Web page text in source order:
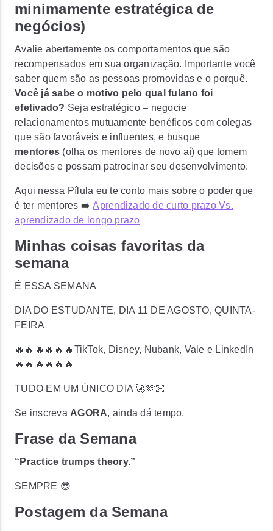
minimamente estratégica de
negócios)
Avalie abertamente os comportamentos que são
recompensados ​​em sua organização. Importante você
saber quem são as pessoas promovidas e o porquê.
Você já sabe o motivo pelo qual fulano foi
efetivado? Seja estratégico – negocie
relacionamentos mutuamente benéficos com colegas
que são favoráveis ​​e influentes, e busque
mentores (olha os mentores de novo aí) que tomem
decisões e possam patrocinar seu desenvolvimento.
Aqui nessa Pílula eu te conto mais sobre o poder que
é ter mentores ➡️Aprendizado de curto prazo Vs.
aprendizado de longo prazo
Minhas coisas favoritas da
semana
É ESSA SEMANA
DIA DO ESTUDANTE, DIA 11 DE AGOSTO, QUINTA-
FEIRA
🔥🔥🔥🔥🔥🔥 TikTok, Disney, Nubank, Vale e LinkedIn
🔥🔥🔥🔥🔥🔥
TUDO EM UM ÚNICO DIA 🚀🫶🏻
Se inscreva AGORA, ainda dá tempo.
Frase da Semana
“Practice trumps theory.”
SEMPRE 😎
Postagem da Semana